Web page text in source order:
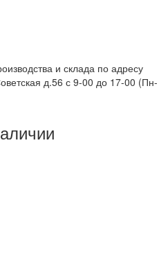
и склада по адресу
д.56 с 9-00 до 17-00 (Пн-